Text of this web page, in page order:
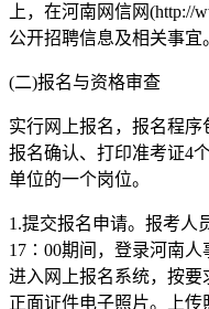
上，在河南网信网(http://
公开招聘信息及相关事宜
(二)报名与资格审查
实行网上报名，报名程序
报名确认、打印准考证4
单位的一个岗位。
1.提交报名申请。报考人
17∶00期间，登录河南人
进入网上报名系统，按
正面证件电子照片。上